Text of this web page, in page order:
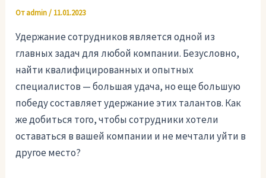
Отadmin/ 11.01.2023
Удержание сотрудников является одной из
главных задач для любой компании. Безусловно,
найти квалифицированных и опытных
специалистов — большая удача, но еще большую
победу составляет удержание этих талантов. Как
же добиться того, чтобы сотрудники хотели
оставаться в вашей компании и не мечтали уйти в
другое место?